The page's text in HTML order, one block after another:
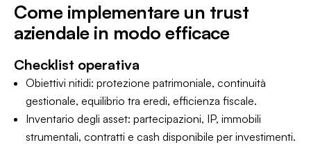
Come implementare un trust
aziendale in modo efficace
Checklist operativa
Obiettivi nitidi: protezione patrimoniale, continuità
gestionale, equilibrio tra eredi, efficienza fiscale.
Inventario degli asset: partecipazioni, IP, immobili
strumentali, contratti e cash disponibile per investimenti.